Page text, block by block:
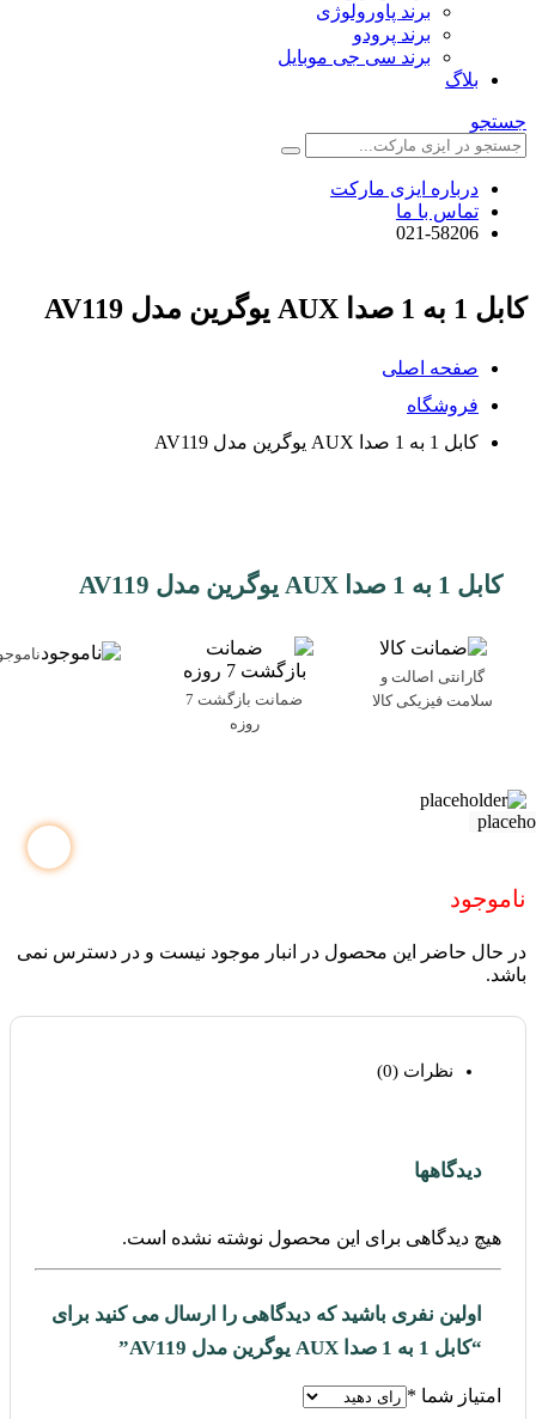
برند پاورولوژی
برند پرودو
برند سی جی موبایل
بلاگ
جستجو
درباره ایزی مارکت
تماس با ما
021-58206
کابل 1 به 1 صدا AUX یوگرین مدل AV119
صفحه اصلی
فروشگاه
کابل 1 به 1 صدا AUX یوگرین مدل AV119
کابل 1 به 1 صدا AUX یوگرین مدل AV119
گارانتی اصالت و
سلامت فیزیکی کالا
ضمانت بازگشت 7
روزه
ناموجود
در حال حاضر این محصول در انبار موجود نیست و در دسترس نمی
باشد.
نظرات (0)
دیدگاهها
هیچ دیدگاهی برای این محصول نوشته نشده است.
اولین نفری باشید که دیدگاهی را ارسال می کنید برای
“کابل 1 به 1 صدا AUX یوگرین مدل AV119”
امتیاز شما *